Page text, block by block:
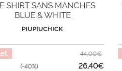
SHIRT SANS MANCHES
BLUE & WHITE
PIUPIUCHICK
(-40%)
44,00€
26,40€